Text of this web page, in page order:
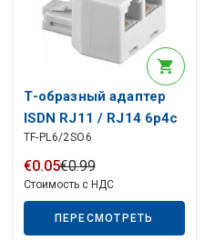
Описание искусственного интеллектаТ-образный адаптер
ISDN RJ11 / RJ14 6p4c
Разъем — 6p4c 2x
Гнездо
TF-PL6/2SO6
€0.05€0.99
Стоимость с НДС
ПЕРЕСМОТРЕТЬ